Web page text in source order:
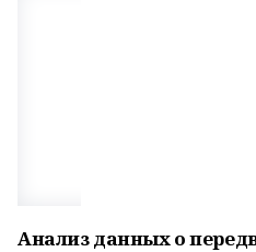
Анализ данных о